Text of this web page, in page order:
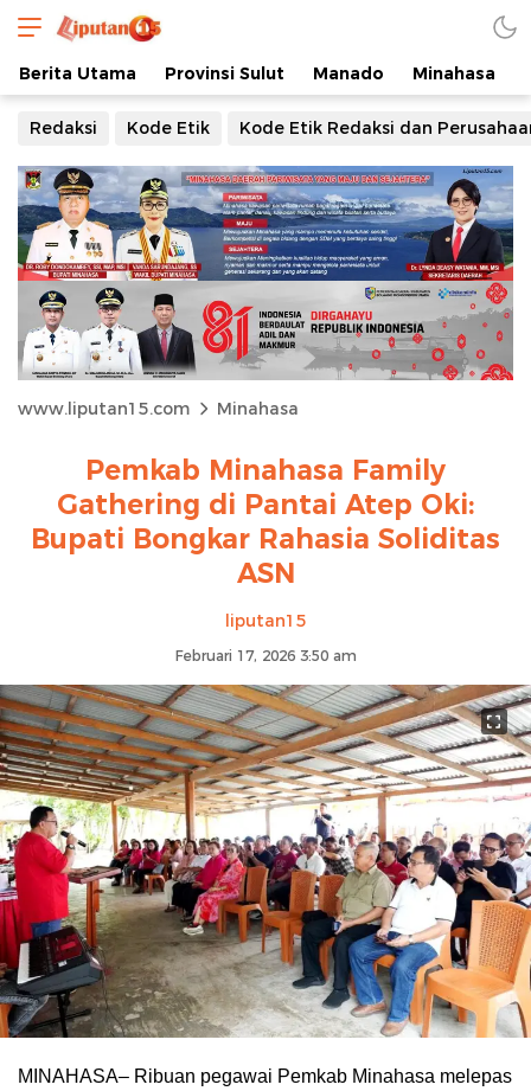
Berita Utama Provinsi Sulut Manado Minahasa
Redaksi Kode Etik Kode Etik Redaksi dan
www.liputan15.com Minahasa
Pemkab Minahasa Family
Gathering di Pantai Atep Oki:
Bupati Bongkar Rahasia Soliditas
ASN
liputan15
Februari 17, 2026 3:50 am
MINAHASA– Ribuan pegawai Pemkab Minahasa melepas